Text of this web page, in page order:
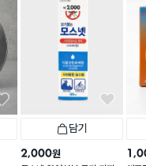
담기
2,000원